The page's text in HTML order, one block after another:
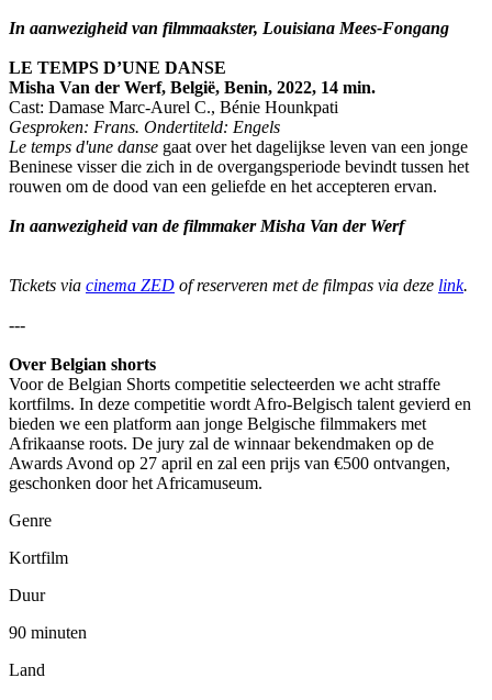
In aanwezigheid van filmmaakster, Louisiana Mees-Fongang
LE TEMPS D’UNE DANSE
Misha Van der Werf, België, Benin, 2022, 14 min.
Cast: Damase Marc-Aurel C., Bénie Hounkpati
Gesproken: Frans. Ondertiteld: Engels
Le temps d'une danse gaat over het dagelijkse leven van een jonge
Beninese visser die zich in de overgangsperiode bevindt tussen het
rouwen om de dood van een geliefde en het accepteren ervan.
In aanwezigheid van de filmmaker Misha Van der Werf
Tickets via cinema ZED of reserveren met de filmpas via deze link.
---
Over Belgian shorts
Voor de Belgian Shorts competitie selecteerden we acht straffe
kortfilms. In deze competitie wordt Afro-Belgisch talent gevierd en
bieden we een platform aan jonge Belgische filmmakers met
Afrikaanse roots. De jury zal de winnaar bekendmaken op de
Awards Avond op 27 april en zal een prijs van €500 ontvangen,
geschonken door het Africamuseum.
Genre
Kortfilm
Duur
90 minuten
Land